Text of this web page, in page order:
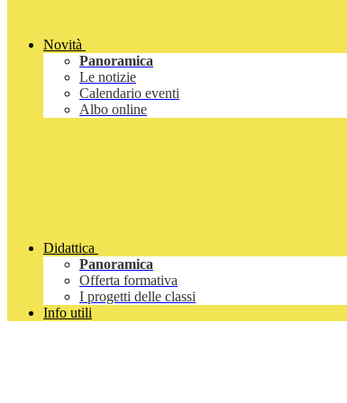
Novità
Panoramica
Le notizie
Calendario eventi
Albo online
Didattica
Panoramica
Offerta formativa
I progetti delle classi
Info utili